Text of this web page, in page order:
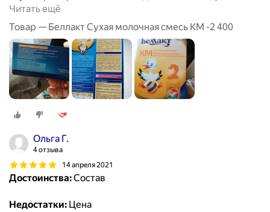
Читать ещё
Товар — Беллакт Сухая молочная смесь КМ -2 400
Ольга Г.
4 отзыва
14 апреля 2021
Достоинства:Состав
Недостатки: Цена